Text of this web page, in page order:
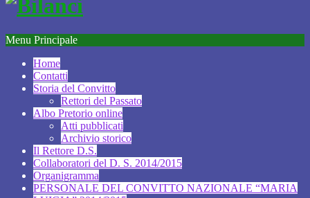
Menu Principale
Home
Contatti
Storia del Convitto
Rettori del Passato
Albo Pretorio online
Atti pubblicati
Archivio storico
Il Rettore D.S.
Collaboratori del D. S. 2014/2015
Organigramma
PERSONALE DEL CONVITTO NAZIONALE “MARIA